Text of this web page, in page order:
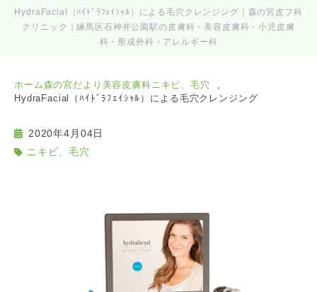
HydraFacial（ﾊｲﾄﾞﾗﾌｪｲｼｬﾙ）による毛穴クレンジング｜森の宮皮フ科
クリニック｜練馬区石神井公園駅の皮膚科・美容皮膚科・小児皮膚
科・形成外科・アレルギー科
ホーム森の宮だより 美容皮膚科ニキビ、毛穴
HydraFacial（ﾊｲﾄﾞﾗﾌｪｲｼｬﾙ）による毛穴クレンジング
2020年4月04日
ニキビ、毛穴